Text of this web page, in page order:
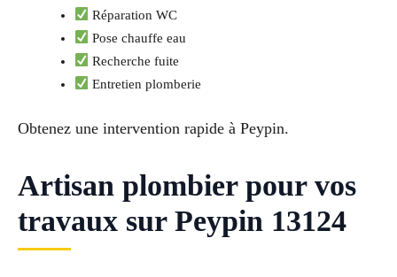
Réparation WC
Pose chauffe eau
Recherche fuite
Entretien plomberie
Obtenez une intervention rapide à Peypin.
Artisan plombier pour vos
travaux sur Peypin 13124